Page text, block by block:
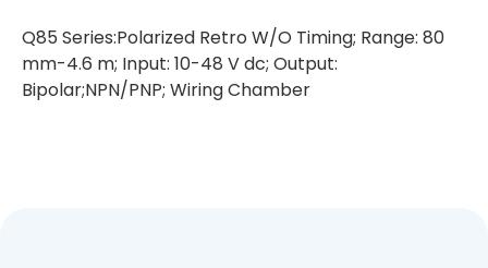
Q85 Series:Polarized Retro W/O Timing; Range: 80
mm-4.6 m; Input: 10-48 V dc; Output:
Bipolar;NPN/PNP; Wiring Chamber